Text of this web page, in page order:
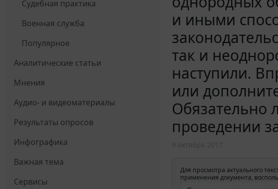
Судебная практика
Военная служба
Популярное
Аналитические статьи
Мнения
Аудио- и видеоматериалы
Результаты опросов
Инфографика
Важная тема
Сервисы
и иными
так и
наступили.
или
Обязательно
проведении
Для просмотра актуального
применения документа,